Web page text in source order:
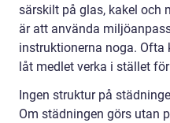
särskilt på glas, kakel och
är att använda
instruktionerna noga.
låt medlet verka i stället
Ingen struktur på
Om städningen görs utan